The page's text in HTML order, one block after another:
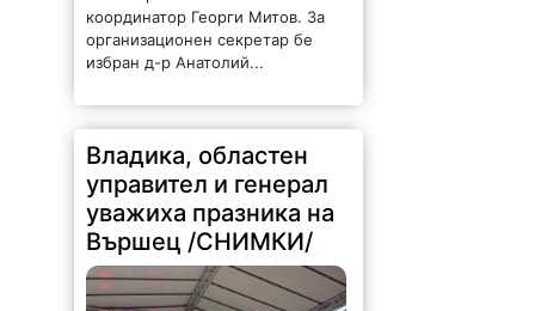
координатор Георги Митов. За
организационен секретар бе
избран д-р Анатолий...
Владика, областен
управител и генерал
уважиха празника на
Вършец /СНИМКИ/